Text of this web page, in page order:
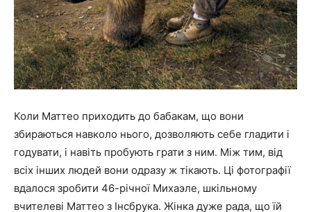
Коли Маттео приходить до бабакам, що вони
збираються навколо нього, дозволяють себе гладити і
годувати, і навіть пробують грати з ним. Між тим, від
всіх інших людей вони одразу ж тікають. Ці фотографії
вдалося зробити 46-річної Михаэле, шкільному
вчителеві Маттео з Інсбрука. Жінка дуже рада, що їй